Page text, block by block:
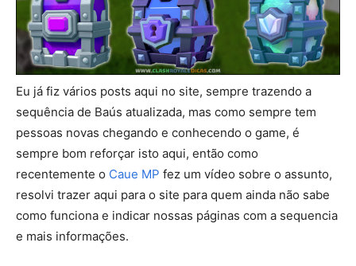
Eu já fiz vários posts aqui no site, sempre trazendo a
sequência de Baús atualizada, mas como sempre tem
pessoas novas chegando e conhecendo o game, é
sempre bom reforçar isto aqui, então como
recentemente o Caue MP fez um vídeo sobre o assunto,
resolvi trazer aqui para o site para quem ainda não sabe
como funciona e indicar nossas páginas com a sequencia
e mais informações.